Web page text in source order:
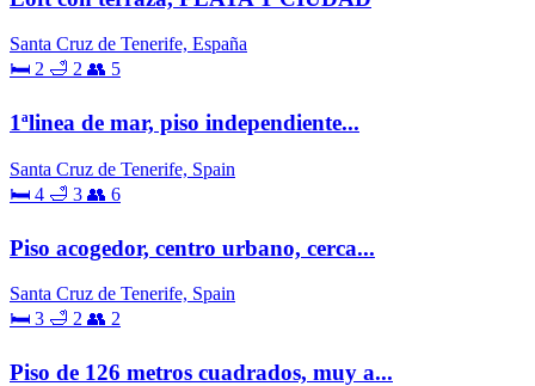
Santa Cruz de Tenerife, España
🛏 2 🛁 2 👥 5
1ªlinea de mar, piso independiente...
Santa Cruz de Tenerife, Spain
🛏 4 🛁 3 👥 6
Piso acogedor, centro urbano, cerca...
Santa Cruz de Tenerife, Spain
🛏 3 🛁 2 👥 2
Piso de 126 metros cuadrados, muy a...